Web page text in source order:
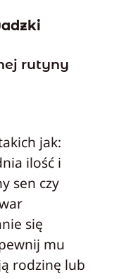
rutyny
jak:
ilość i
sen czy
się
mu
rodzinę lub